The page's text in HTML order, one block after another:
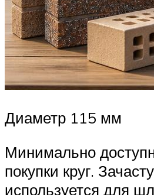
Диаметр 115 мм
Минимально
покупки круг.
используется для